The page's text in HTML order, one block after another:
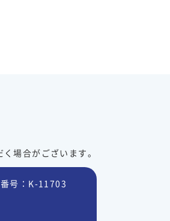
場合がございます。
号：K-11703